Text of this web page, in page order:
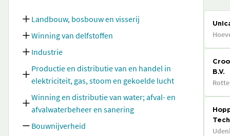
Landbouw, bosbouw en visserij
Winning van delfstoffen
Industrie
Productie en distributie van en handel in
elektriciteit, gas, stoom en gekoelde lucht
Winning en distributie van water; afval- en
afvalwaterbeheer en sanering
Bouwnijverheid
B.V.